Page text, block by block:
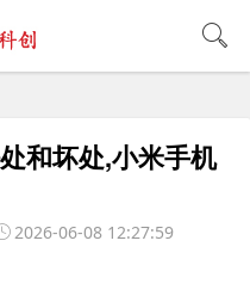
和坏处,小米手机
2026-06-08 12:27:59